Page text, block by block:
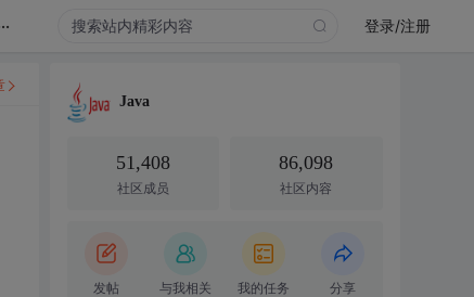
登录/注册
Java
51,408
社区成员
86,098
社区内容
发帖 与我相关 我的任务 分享